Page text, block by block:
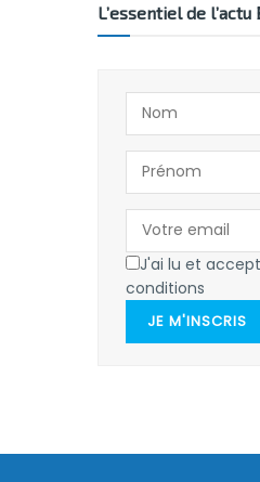
L’essentiel de
J'ai lu et
conditions
JE M'INSCRIS